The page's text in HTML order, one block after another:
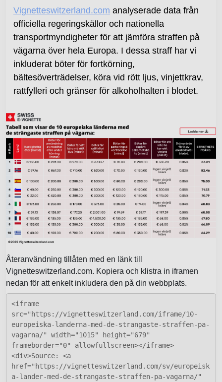
Vignetteswitzerland.com analyserade data från
officiella regeringskällor och nationella
transportmyndigheter för att jämföra straffen på
vägarna över hela Europa. I dessa straff har vi
inkluderat böter för fortkörning,
bältesöverträdelser, köra vid rött ljus, vinjettkrav,
rattfylleri och gränser för alkoholhalten i blodet.
Återanvändning tillåten med en länk till
Vignetteswitzerland.com. Kopiera och klistra in iframen
nedan för att enkelt inkludera den på din webbplats.
<iframe
src="https://vignetteswitzerland.com/iframe/10-
europeiska-landerna-med-de-strangaste-straffen-pa-
vagarna/" width="1015" height="679"
frameborder="0" allowfullscreen></iframe>
<div>Source: <a
href="https://vignetteswitzerland.com/sv/europeisk
a-lander-med-de-strangaste-straffen-pa-vagarna/"